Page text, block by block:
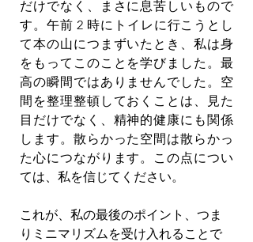
だけでなく、まさに息苦しいもので
す。午前 2 時にトイレに行こうとし
て本の山につまずいたとき、私は身
をもってこのことを学びました。最
高の瞬間ではありませんでした。空
間を整理整頓しておくことは、見た
目だけでなく、精神的健康にも関係
します。散らかった空間は散らかっ
た心につながります。この点につい
ては、私を信じてください。
これが、私の最後のポイント、つま
りミニマリズムを受け入れることで